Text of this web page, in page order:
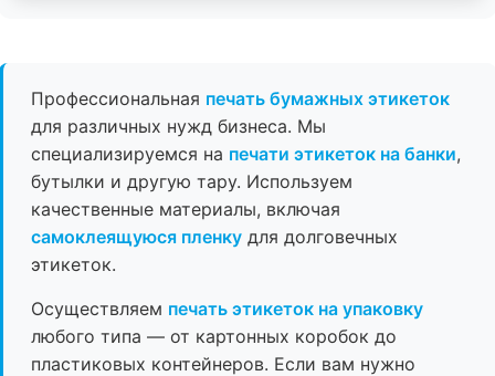
Профессиональная печать бумажных этикеток
для различных нужд бизнеса. Мы
специализируемся на печати этикеток на банки,
бутылки и другую тару. Используем
качественные материалы, включая
самоклеящуюся пленку для долговечных
этикеток.
Осуществляем печать этикеток на упаковку
любого типа — от картонных коробок до
пластиковых контейнеров. Если вам нужно